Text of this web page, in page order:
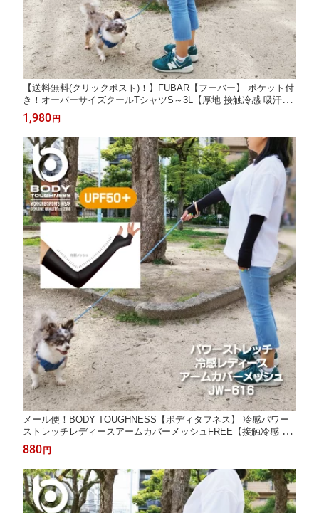
【送料無料(クリックポスト)！】FUBAR【フーバー】 ポケット付
き！オーバーサイズクールTシャツS～3L【厚地 接触冷感 吸汗速
乾 熱中症予防 涼しい 散歩 アウトドア 冷感 暑さ対策 S M L LL 3
L XL XXL 男女兼用 ユニセックス】
1,980 円
メール便！BODY TOUGHNESS【ボディタフネス】 冷感パワー
ストレッチレディースアームカバーメッシュFREE【接触冷感 吸
汗速乾 UVカット 紫外線対策 涼しい 散歩 アウトドア 冷感 暑さ対
策 日焼け対策 フィット ロング丈】
880 円